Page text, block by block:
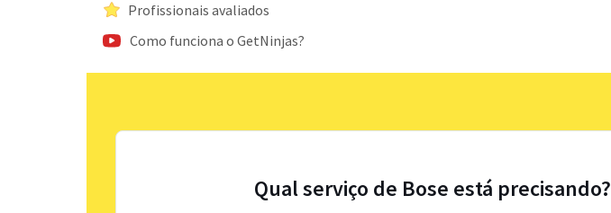
Profissionais avaliados
Como funciona o GetNinjas?
Qual serviço de Bose está precisando?